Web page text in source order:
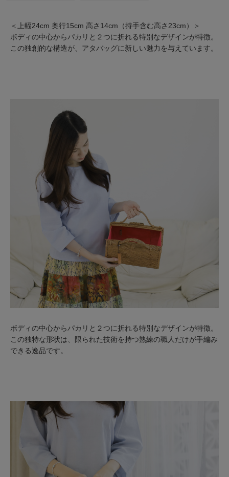
＜上幅24cm 奥行15cm 高さ14cm（持手含む高さ23cm）＞
ボディの中心からパカリと２つに折れる特別なデザインが特徴。
この独創的な構造が、アタバッグに新しい魅力を与えています。
ボディの中心からパカリと２つに折れる特別なデザインが特徴。
この独特な形状は、限られた技術を持つ熟練の職人だけが手編み
できる逸品です。